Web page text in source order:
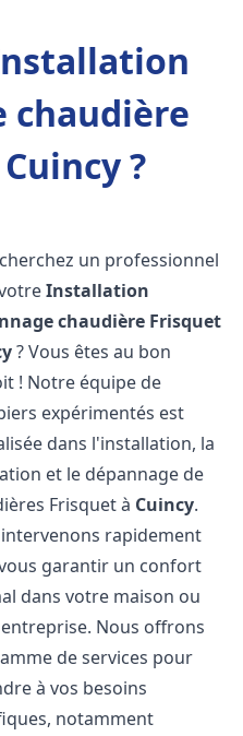
chaudière
?
un professionnel
Installation
chaudière Frisquet
? Vous êtes au bon
! Notre équipe de
expérimentés est
dans l'installation, la
et le dépannage de
Frisquet à Cuincy.
rapidement
garantir un confort
dans votre maison ou
Nous offrons
de services pour
à vos besoins
notamment